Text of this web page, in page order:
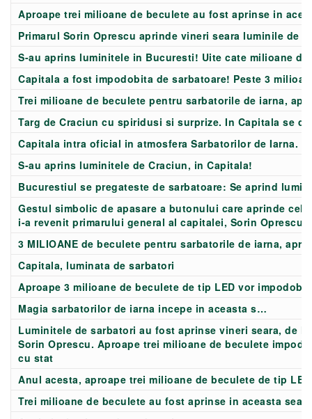
Aproape trei milioane de beculete au fost aprinse in
Primarul Sorin Oprescu aprinde vineri seara luminile de
S-au aprins luminitele in Bucuresti! Uite cate milioane
Capitala a fost impodobita de sarbatoare! Peste 3
Trei milioane de beculete pentru sarbatorile de iarna,
Targ de Craciun cu spiridusi si surprize. In Capitala se
Capitala intra oficial in atmosfera Sarbatorilor de Iarna.
S-au aprins luminitele de Craciun, in Capitala!
Bucurestiul se pregateste de sarbatoare: Se aprind
Gestul simbolic de apasare a butonului care aprinde
i-a revenit primarului general al capitalei, Sorin Oprescu.
3 MILIOANE de beculete pentru sarbatorile de iarna,
Capitala, luminata de sarbatori
Aproape 3 milioane de beculete de tip LED vor impodobi
Magia sarbatorilor de iarna incepe in aceasta s…
Luminitele de sarbatori au fost aprinse vineri seara, de
Sorin Oprescu. Aproape trei milioane de beculete
cu stat
Anul acesta, aproape trei milioane de beculete de tip
Trei milioane de beculete au fost aprinse in aceasta